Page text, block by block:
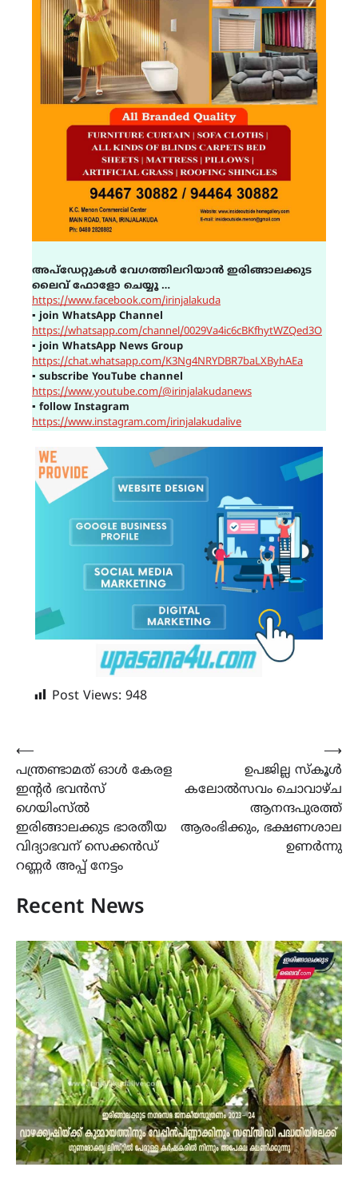
അപ്ഡേറ്റുകൾ വേഗത്തിലറിയാൻ ഇരിങ്ങാലക്കുട
ലൈവ് ഫോളോ ചെയ്യൂ …
https://www.facebook.com/irinjalakuda
▪ join WhatsApp Channel
https://whatsapp.com/channel/0029Va4ic6cBKfhytWZQed3O
▪ join WhatsApp News Group
https://chat.whatsapp.com/K3Ng4NRYDBR7baLXByhAEa
▪ subscribe YouTube channel
https://www.youtube.com/@irinjalakudanews
▪ follow Instagram
https://www.instagram.com/irinjalakudalive
Post Views: 948
Post
navigation
⟵
പന്ത്രണ്ടാമത് ഓൾ കേരള
ഇന്റർ ഭവൻസ്
ഗെയിംസ്ൽ
ഇരിങ്ങാലക്കുട ഭാരതീയ
വിദ്യാഭവന് സെക്കൻഡ്
റണ്ണർ അപ്പ്‌ നേട്ടം
ഉപജില്ല സ്കൂൾ
കലോൽസവം ചൊവാഴ്ച
ആനന്ദപുരത്ത്‌
ആരംഭിക്കും, ഭക്ഷണശാല
ഉണർന്നു
⟶
Recent News